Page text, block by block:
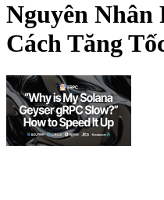
Nguyên Nhân
Cách Tăng